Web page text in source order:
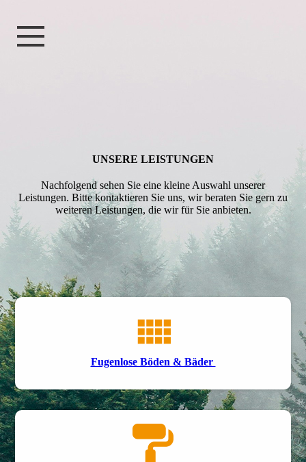
UNSERE LEIS­TUNGEN
Nachfolgend sehen Sie eine kleine Auswahl unserer
Leistungen. Bitte kontaktieren Sie uns, wir beraten Sie gern zu
weiteren Leistungen, die wir für Sie anbieten.
Fugenlose Böden & Bäder